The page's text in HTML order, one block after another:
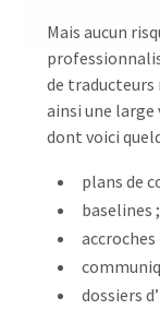
Mais aucun
de traducteurs
ainsi une
dont voici
plans de
baselines ;
dossiers